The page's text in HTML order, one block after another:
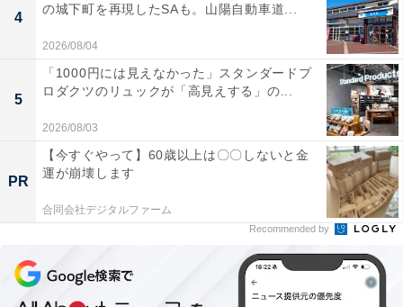
4
の城下町を再現したSAも。山陽自動車道...
2026/08/04
5
「1000円には見えなかった」スタンダードプ
ロダクツのリュックが「高見えする」の...
2026/08/03
PR
【今すぐやって】60歳以上は〇〇しないと金
運が崩壊します
合同会社デジタルファーム
Recommended by